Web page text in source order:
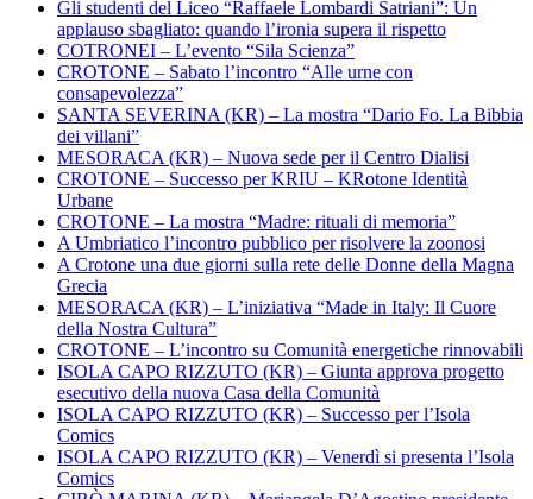
Gli studenti del Liceo “Raffaele Lombardi Satriani”: Un
applauso sbagliato: quando l’ironia supera il rispetto
COTRONEI – L’evento “Sila Scienza”
CROTONE – Sabato l’incontro “Alle urne con
consapevolezza”
SANTA SEVERINA (KR) – La mostra “Dario Fo. La Bibbia
dei villani”
MESORACA (KR) – Nuova sede per il Centro Dialisi
CROTONE – Successo per KRIU – KRotone Identità
Urbane
CROTONE – La mostra “Madre: rituali di memoria”
A Umbriatico l’incontro pubblico per risolvere la zoonosi
A Crotone una due giorni sulla rete delle Donne della Magna
Grecia
MESORACA (KR) – L’iniziativa “Made in Italy: Il Cuore
della Nostra Cultura”
CROTONE – L’incontro su Comunità energetiche rinnovabili
ISOLA CAPO RIZZUTO (KR) – Giunta approva progetto
esecutivo della nuova Casa della Comunità
ISOLA CAPO RIZZUTO (KR) – Successo per l’Isola
Comics
ISOLA CAPO RIZZUTO (KR) – Venerdì si presenta l’Isola
Comics